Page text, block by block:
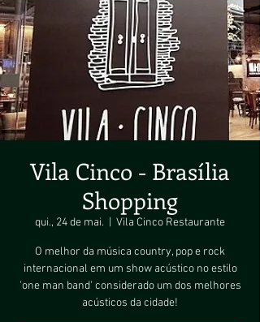
Vila Cinco - Brasília
Shopping
qui., 24 de mai. Vila Cinco Restaurante
O melhor da música country, pop e rock
internacional em um show acústico no estilo
'one man band' considerado um dos melhores
acústicos da cidade!